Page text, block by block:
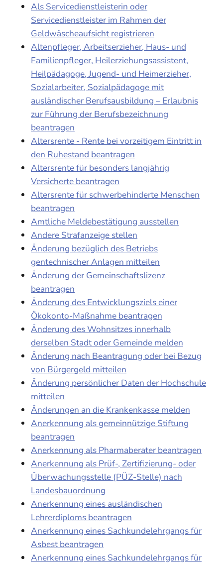
Als Servicedienstleisterin oder
Servicedienstleister im Rahmen der
Geldwäscheaufsicht registrieren
Altenpfleger, Arbeitserzieher, Haus- und
Familienpfleger, Heilerziehungsassistent,
Heilpädagoge, Jugend- und Heimerzieher,
Sozialarbeiter, Sozialpädagoge mit
ausländischer Berufsausbildung – Erlaubnis
zur Führung der Berufsbezeichnung
beantragen
Altersrente - Rente bei vorzeitigem Eintritt in
den Ruhestand beantragen
Altersrente für besonders langjährig
Versicherte beantragen
Altersrente für schwerbehinderte Menschen
beantragen
Amtliche Meldebestätigung ausstellen
Andere Strafanzeige stellen
Änderung bezüglich des Betriebs
gentechnischer Anlagen mitteilen
Änderung der Gemeinschaftslizenz
beantragen
Änderung des Entwicklungsziels einer
Ökokonto-Maßnahme beantragen
Änderung des Wohnsitzes innerhalb
derselben Stadt oder Gemeinde melden
Änderung nach Beantragung oder bei Bezug
von Bürgergeld mitteilen
Änderung persönlicher Daten der Hochschule
mitteilen
Änderungen an die Krankenkasse melden
Anerkennung als gemeinnützige Stiftung
beantragen
Anerkennung als Pharmaberater beantragen
Anerkennung als Prüf-, Zertifizierung- oder
Überwachungsstelle (PÜZ-Stelle) nach
Landesbauordnung
Anerkennung eines ausländischen
Lehrerdiploms beantragen
Anerkennung eines Sachkundelehrgangs für
Asbest beantragen
Anerkennung eines Sachkundelehrgangs für